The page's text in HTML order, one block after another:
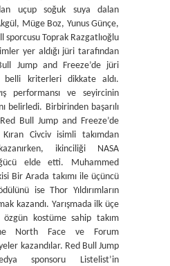
uçup soğuk suya dalan
Müge Boz, Yunus Günçe,
sporcusu Toprak Razgatlıoğlu
yer aldığı jüri tarafından
Jump and Freeze’de jüri
belli kriterleri dikkate aldı.
performansı ve seyircinin
belirledi. Birbirinden başarılı
Red Bull Jump and Freeze’de
Kıran Civciv isimli takımdan
ikinciliği NASA
elde etti. Muhammed
Bir Arada takımı ile üçüncü
ise Thor Yıldırımların
kazandı. Yarışmada ilk üçe
kostüme sahip takım
North Face ve Forum
kazandılar. Red Bull Jump
sponsoru Listelist’in